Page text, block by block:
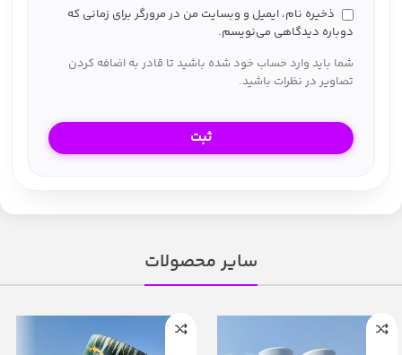
ذخیره نام، ایمیل و وبسایت من در مرورگر برای زمانی که
دوباره دیدگاهی می‌نویسم.
شما باید وارد حساب خود شده باشید تا قادر به اضافه کردن
تصاویر در نظرات باشید.
سایر محصولات